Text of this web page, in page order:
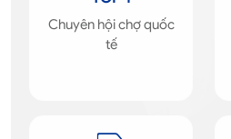
Chuyên hội chợ quốc
tế